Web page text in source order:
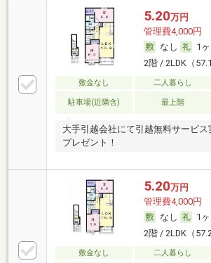
5.20万円
管理費4,000円
なし
1ヶ
2階 / 2LDK（
敷金なし 二人暮らし
駐車場(近隣含) 最上階
大手引越会社にて引越無料サービ
プレゼント！
5.20万円
管理費4,000円
なし
1ヶ
2階 / 2LDK（
敷金なし 二人暮らし